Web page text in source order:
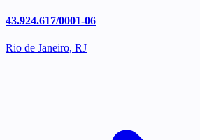
43.924.617/0001-06
Rio de Janeiro, RJ